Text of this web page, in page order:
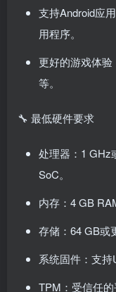
支持Android应
用程序。
更好的游戏体验
等。
🔧 最低硬件要求
处理器：1 GHz
SoC。
内存：4 GB
存储：64 GB或
系统固件：支持
TPM：受信任的